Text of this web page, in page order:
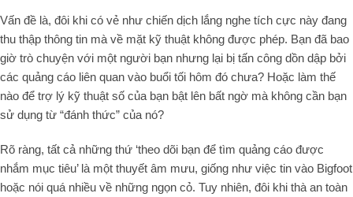
Vấn đề là, đôi khi có vẻ như chiến dịch lắng nghe tích cực này đang
thu thập thông tin mà về mặt kỹ thuật không được phép. Bạn đã bao
giờ trò chuyện với một người bạn nhưng lại bị tấn công dồn dập bởi
các quảng cáo liên quan vào buổi tối hôm đó chưa? Hoặc làm thế
nào để trợ lý kỹ thuật số của bạn bật lên bất ngờ mà không cần bạn
sử dụng từ “đánh thức” của nó?
Rõ ràng, tất cả những thứ ‘theo dõi bạn để tìm quảng cáo được
nhắm mục tiêu’ là một thuyết âm mưu, giống như việc tin vào Bigfoot
hoặc nói quá nhiều về những ngọn cỏ. Tuy nhiên, đôi khi thà an toàn